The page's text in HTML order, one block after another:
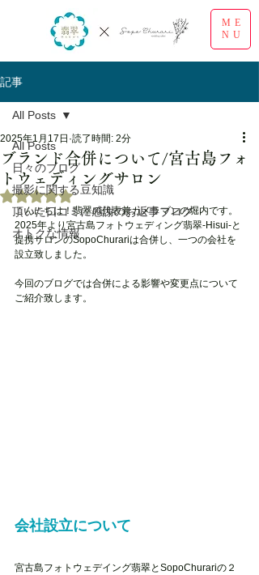
ME
NU
記事
All Posts
日々のブログ
撮影に関する豆知識
頂いた口コミに感謝のお返事ブログ
オトクな情報
All Posts
ブランド合併について/宮古島フォ
トウェディングサロン
2025年1月17日 読了時間: 2分
5つ星のうちNaNと評価されています。
こんにちは！翡翠の代表兼カメラマンの堀内です。
2025年より宮古島フォトウェディング翡翠-Hisui‐と
提携サロンのSopoChurariは合併し、一つの会社を
設立致しました。
今回のブログでは合併による影響や変更点について
ご紹介致します。
会社設立について
宮古島フォトウェデイング翡翠とSopoChurariの２